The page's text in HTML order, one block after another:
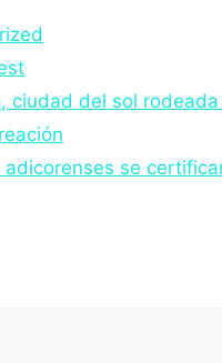
ciudad del sol
adicorenses se